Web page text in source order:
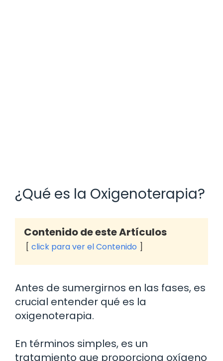
¿Qué es la Oxigenoterapia?
Contenido de este Artículos
click para ver el Contenido
Antes de sumergirnos en las fases, es
crucial entender qué es la
oxigenoterapia.
En términos simples, es un
tratamiento que proporciona oxígeno